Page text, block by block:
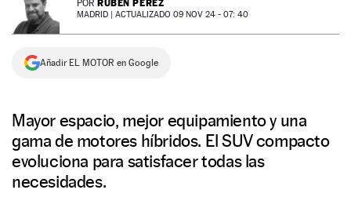
NEWSLETTER
SÍGUENOS
POR RUBÉN PÉREZ
MADRID | ACTUALIZADO 09 NOV 24 - 07: 40
Añadir EL MOTOR en Google
Mayor espacio, mejor equipamiento y una
gama de motores híbridos. El SUV compacto
evoluciona para satisfacer todas las
necesidades.